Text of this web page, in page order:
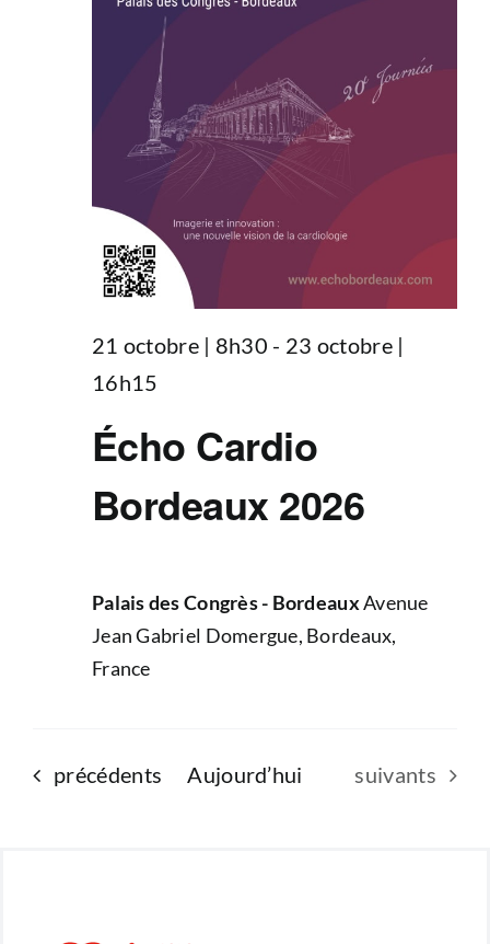
Écho Cardio
Bordeaux 2026
21 octobre | 8h30 - 23 octobre |
16h15
Palais des Congrès - BordeauxAvenue
Jean Gabriel Domergue, Bordeaux,
France
Évènements
précédents Aujourd’hui Évènements
suivants